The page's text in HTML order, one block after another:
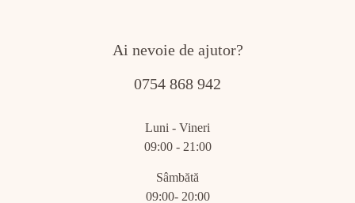
Ai nevoie de ajutor?
0754 868 942
Luni - Vineri
09:00 - 21:00
Sâmbătă
09:00- 20:00